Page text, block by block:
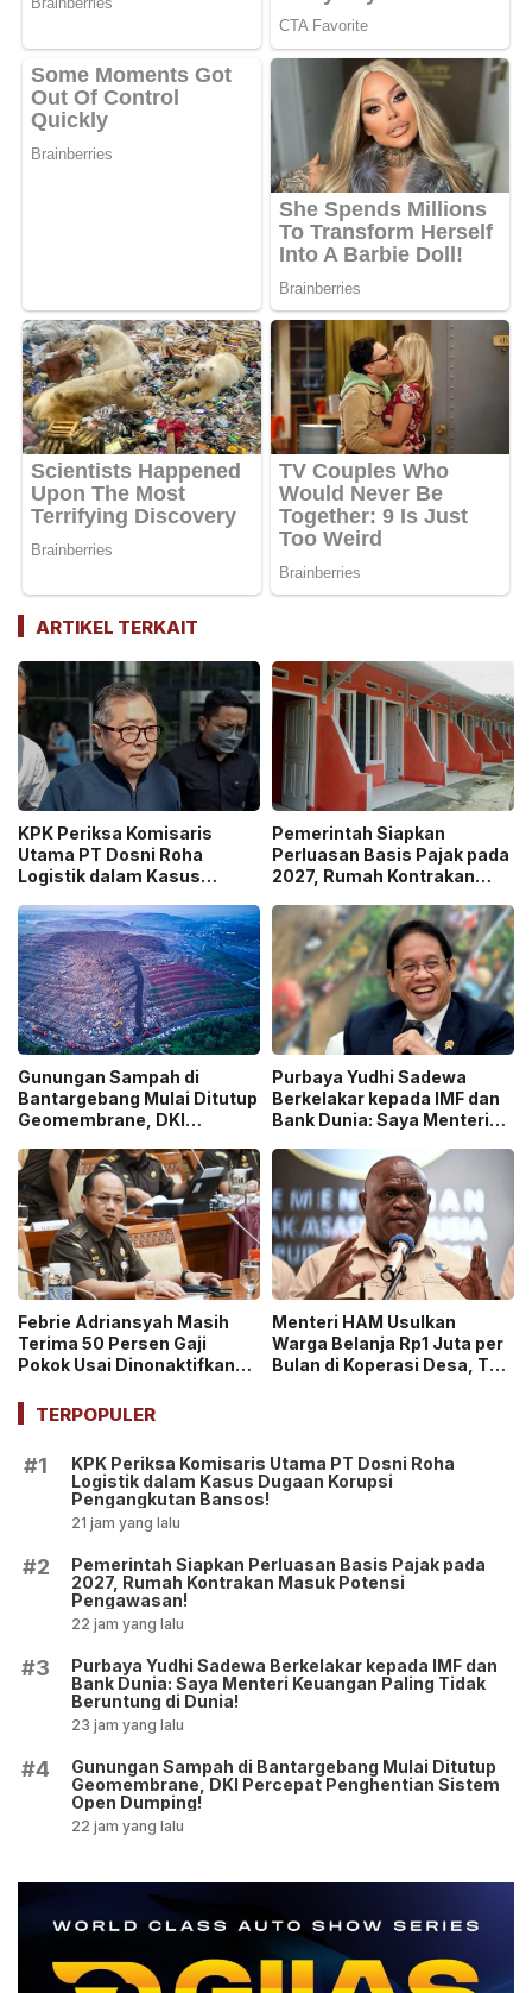
ARTIKEL TERKAIT
KPK Periksa Komisaris
Utama PT Dosni Roha
Logistik dalam Kasus
Pengangkutan Bansos!
Pemerintah Siapkan
Perluasan Basis Pajak pada
2027, Rumah Kontrakan
Pengawasan!
Gunungan Sampah di
Bantargebang Mulai Ditutup
Geomembrane, DKI
Sistem Open Dumping!
Purbaya Yudhi Sadewa
Berkelakar kepada IMF dan
Bank Dunia: Saya Menteri
Beruntung di Dunia!
Febrie Adriansyah Masih
Terima 50 Persen Gaji
Pokok Usai Dinonaktifkan
ASN Dihentikan!
Menteri HAM Usulkan
Warga Belanja Rp1 Juta per
Bulan di Koperasi Desa, Tuai
TERPOPULER
#1
KPK Periksa Komisaris Utama PT Dosni Roha
Logistik dalam Kasus Dugaan Korupsi
Pengangkutan Bansos!
21 jam yang lalu
#2
Pemerintah Siapkan Perluasan Basis Pajak pada
2027, Rumah Kontrakan Masuk Potensi
Pengawasan!
22 jam yang lalu
#3
Purbaya Yudhi Sadewa Berkelakar kepada IMF dan
Bank Dunia: Saya Menteri Keuangan Paling Tidak
Beruntung di Dunia!
23 jam yang lalu
#4
Gunungan Sampah di Bantargebang Mulai Ditutup
Geomembrane, DKI Percepat Penghentian Sistem
Open Dumping!
22 jam yang lalu